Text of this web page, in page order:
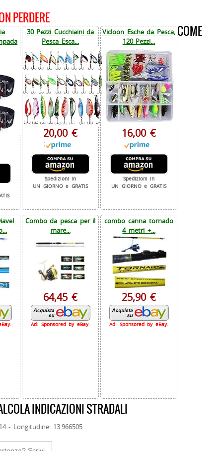
PERDERE
30 Pezzi Cucchiaini da
Pesca Esca...
20,00 €
Spedizioni in
UN GIORNO e GRATIS
Vicloon Esche da Pesca,
120 Pezzi...
16,00 €
Spedizioni in
UN GIORNO e GRATIS
Combo da pesca per il
mare...
64,45 €
Ad: Sponsored by eBay.
combo canna tornado
4 metri +...
25,90 €
Ad: Sponsored by eBay.
COME
INDICAZIONI STRADALI
- Longitudine: 13.966505